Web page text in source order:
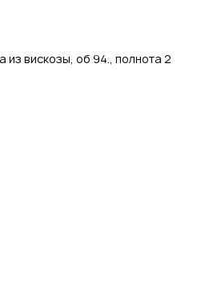
вискозы, об 94., полнота 2